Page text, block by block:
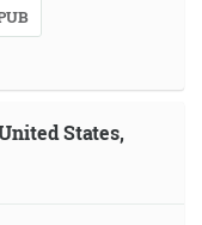
States,